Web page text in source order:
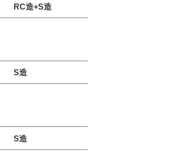
RC造+S造
S造
S造